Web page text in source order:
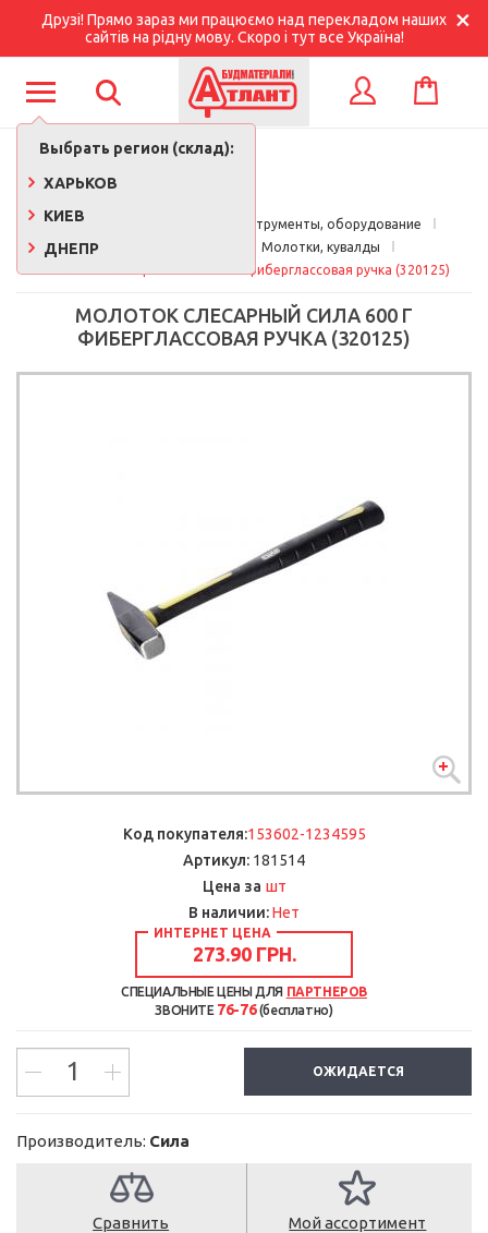
Друзі! Прямо зараз ми працюємо над перекладом наших
сайтів на рідну мову. Скоро і тут все Україна!
Выбрать регион (склад):
ХАРЬКОВ
КИЕВ
ДНЕПР
КОРЗИНА
Главная
Строительные инструменты, оборудование
Молотки, кувалды
Молоток слесарный Сила 600 г фиберглассовая ручка (320125)
МОЛОТОК СЛЕСАРНЫЙ СИЛА 600 Г
ФИБЕРГЛАССОВАЯ РУЧКА (320125)
Код покупателя:153602-1234595
Артикул: 181514
Цена за шт
В наличии:Нет
ИНТЕРНЕТ ЦЕНА
273.90 ГРН.
СПЕЦИАЛЬНЫЕ ЦЕНЫ ДЛЯ ПАРТНЕРОВ
ЗВОНИТЕ 76-76(бесплатно)
ОЖИДАЕТСЯ
Производитель: Сила
Сравнить Мой ассортимент